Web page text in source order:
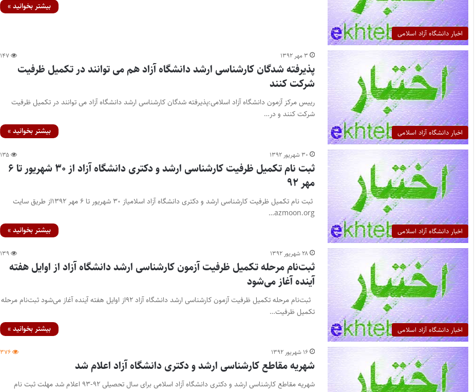
اخبار دانشگاه آزاد اسلامی
بیشتر بخوانید »
اخبار دانشگاه آزاد اسلامی
۳ مهر ۱۳۹۲ ۱۴۷
پذیرفته شدگان کارشناسی ارشد دانشگاه آزاد هم می توانند در تکمیل ظرفیت
شرکت کنند
رییس مرکز آزمون دانشگاه آزاد اسلامی:پذیرفته شدگان کارشناسی ارشد دانشگاه آزاد می توانند در تکمیل ظرفیت
شرکت کنند و در…
بیشتر بخوانید »
اخبار دانشگاه آزاد اسلامی
۳۰ شهریور ۱۳۹۲ ۱۳۵
ثبت نام تکمیل ظرفیت کارشناسی ارشد و دکتری دانشگاه آزاد از ۳۰ شهریور تا ۶
مهر ۹۲
ثبت نام تکمیل ظرفیت کارشناسی ارشد و دکتری دانشگاه آزاد اسلامیاز ۳۰ شهریور تا ۶ مهر ۱۳۹۲از طریق سایت
azmoon.org…
بیشتر بخوانید »
اخبار دانشگاه آزاد اسلامی
۲۸ شهریور ۱۳۹۲ ۱۳۹
ثبت‌نام مرحله تکمیل ظرفیت آزمون کارشناسی ارشد دانشگاه آزاد از اوایل هفته
آینده آغاز می‌شود
ثبت‌نام مرحله تکمیل ظرفیت آزمون کارشناسی ارشد دانشگاه آزاد ۹۲از اوایل هفته آینده آغاز می‌شود ثبت‌نام مرحله
تکمیل ظرفیت…
بیشتر بخوانید »
۱۶ شهریور ۱۳۹۲ ۳۷۶
شهریه مقاطع کارشناسی ارشد و دکتری دانشگاه آزاد اعلام شد
شهریه مقاطع کارشناسی ارشد و دکتری دانشگاه آزاد اسلامی برای سال تحصیلی ۹۲-۹۳ اعلام شد مهلت ثبت نام